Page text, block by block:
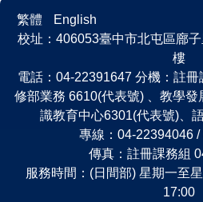
繁體
English
校址：406053臺中市北屯區廍
樓
電話：04-22391647 分機：註
修部業務 6610(代表號) 、教學發
識教育中心6301(代表號)、
專線：04-22394046
傳真：註冊課務組
服務時間：(日間部) 星期一至
17:00